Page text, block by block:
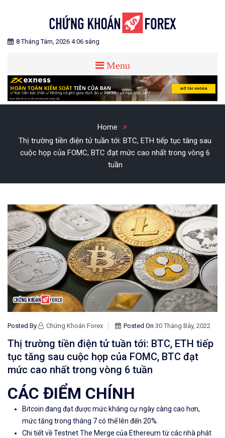
CHỨNG KHOÁN FOREX
Blog chia sẻ về Chứng Khoán và Forex
8 Tháng Tám, 2026 4:06 sáng
Menu
Home
Thị trường tiền điện tử tuần tới: BTC, ETH tiếp tục tăng sau
cuộc họp của FOMC, BTC đạt mức cao nhất trong vòng 6
tuần
Posted By Chứng Khoán Forex Posted On 30 Tháng Bảy, 2022
Thị trường tiền điện tử tuần tới: BTC, ETH tiếp
tục tăng sau cuộc họp của FOMC, BTC đạt
mức cao nhất trong vòng 6 tuần
CÁC ĐIỂM CHÍNH
Bitcoin đang đạt được mức kháng cự ngày càng cao hơn,
mứctăng trong tháng 7 có thể lên đến 20%.
Chi tiết về Testnet The Merge của Ethereum từ các nhà phát